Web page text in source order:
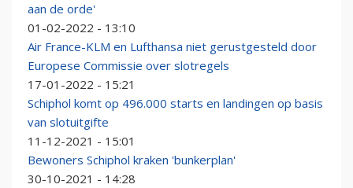
aan de orde'
01-02-2022 - 13:10
Air France-KLM en Lufthansa niet gerustgesteld door
Europese Commissie over slotregels
17-01-2022 - 15:21
Schiphol komt op 496.000 starts en landingen op basis
van slotuitgifte
11-12-2021 - 15:01
Bewoners Schiphol kraken 'bunkerplan'
30-10-2021 - 14:28